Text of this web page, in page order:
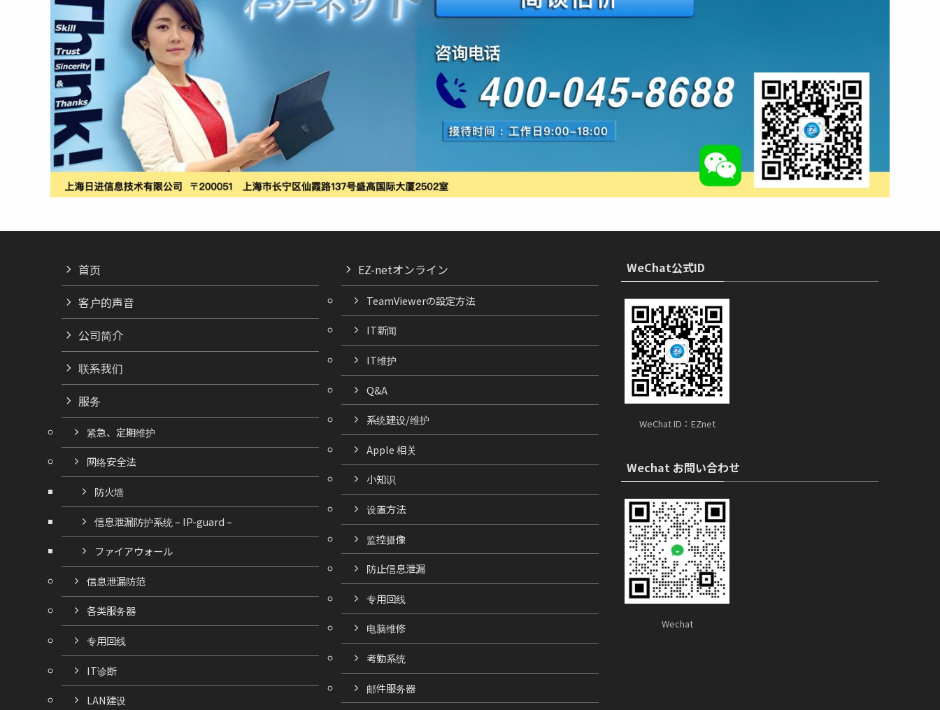
首页
客户的声音
公司简介
联系我们
服务
紧急、定期维护
网络安全法
防火墙
信息泄漏防护系统 – IP-guard –
ファイアウォール
信息泄漏防范
各类服务器
专用回线
IT诊断
LAN建设
EZ-netオンライン
TeamViewerの設定方法
IT新闻
IT维护
Q&A
系统建设/维护
Apple 相关
小知识
设置方法
监控摄像
防止信息泄漏
专用回线
电脑维修
考勤系统
邮件服务器
WeChat公式ID
WeChat ID：EZnet
Wechat お問い合わせ
Wechat